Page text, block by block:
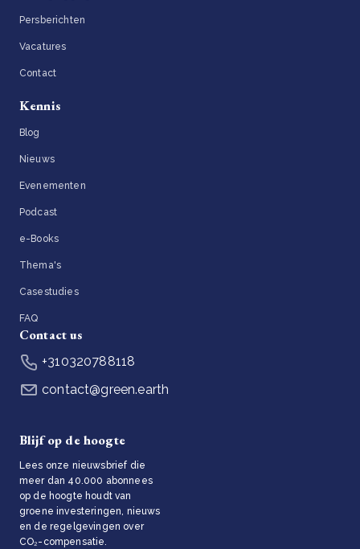
Persberichten
Vacatures
Contact
Kennis
Blog
Nieuws
Evenementen
Podcast
e-Books
Thema's
Casestudies
FAQ
Contact us
+310320788118
contact@green.earth
Blijf op de hoogte
Lees onze nieuwsbrief die
meer dan 40.000 abonnees
op de hoogte houdt van
groene investeringen, nieuws
en de regelgevingen over
CO₂-compensatie.